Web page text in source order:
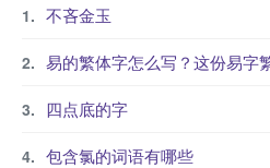
不吝金玉
易的繁体字怎么写？这份易字繁体详解
四点底的字
包含氯的词语有哪些